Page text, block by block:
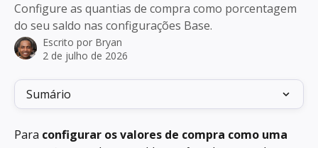
Configure as quantias de compra como porcentagem
do seu saldo nas configurações Base.
Escrito por Bryan
2 de julho de 2026
Sumário
Para configurar os valores de compra como uma